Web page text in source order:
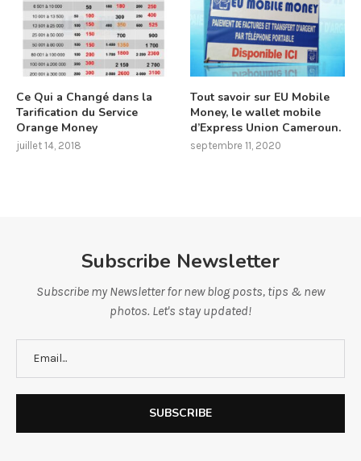
Ce Qui a Changé dans la
Tarification du Service
Orange Money
juillet 14, 2018
Tout savoir sur EU Mobile
Money, le wallet mobile
d’Express Union Cameroun.
septembre 11, 2020
Subscribe Newsletter
Subscribe my Newsletter for new blog posts, tips & new
photos. Let's stay updated!